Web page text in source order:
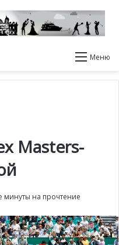
Меню
Masters-
на прочтение